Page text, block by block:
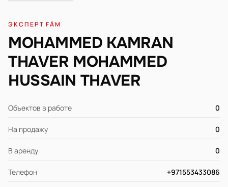
ЭКСПЕРТ FÄM
MOHAMMED KAMRAN
THAVER MOHAMMED
HUSSAIN THAVER
Объектов в работе 0
На продажу 0
В аренду 0
Телефон +971553433086